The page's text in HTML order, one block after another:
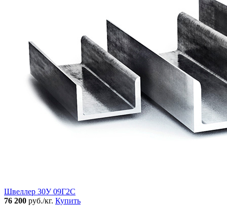
Швеллер 30У 09Г2С
76 200 руб./кг. Купить